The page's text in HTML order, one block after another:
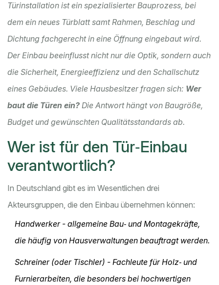
Türinstallation ist ein spezialisierterBauprozess, bei
dem ein neues Türblatt samt Rahmen, Beschlag und
Dichtung fachgerecht in eine Öffnung eingebaut wird.
Der Einbau beeinflusst nicht nur die Optik, sondern auch
die Sicherheit, Energieeffizienz und den Schallschutz
eines Gebäudes. Viele Hausbesitzer fragen sich: Wer
baut die Türen ein? Die Antwort hängt von Baugröße,
Budget und gewünschten Qualitätsstandards ab.
Wer ist für den Tür‑Einbau
verantwortlich?
In Deutschland gibt es im Wesentlichen drei
Akteursgruppen, die den Einbau übernehmen können:
Handwerker- allgemeine Bau‑ und Montagekräfte,
die häufig von Hausverwaltungen beauftragt werden.
Schreiner(oder Tischler) - Fachleute für Holz‑ und
Furnierarbeiten, die besonders bei hochwertigen